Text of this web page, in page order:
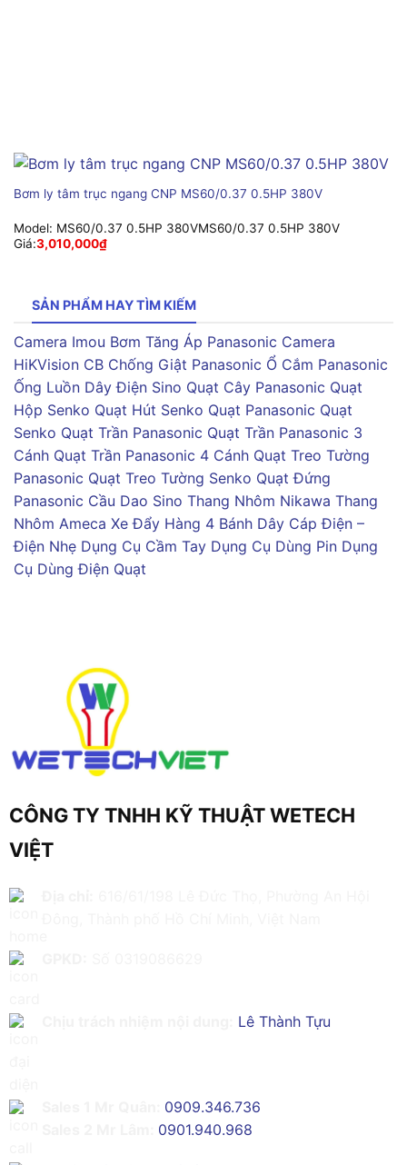
Bơm ly tâm trục ngang CNP MS60/0.37 0.5HP 380V
Model: MS60/0.37 0.5HP 380VMS60/0.37 0.5HP 380V
Giá:3,010,000₫
SẢN PHẨM HAY TÌM KIẾM
Camera Imou Bơm Tăng Áp Panasonic Camera
HiKVision CB Chống Giật Panasonic Ổ Cắm Panasonic
Ống Luồn Dây Điện Sino Quạt Cây Panasonic Quạt
Hộp Senko Quạt Hút Senko Quạt Panasonic Quạt
Senko Quạt Trần Panasonic Quạt Trần Panasonic 3
Cánh Quạt Trần Panasonic 4 Cánh Quạt Treo Tường
Panasonic Quạt Treo Tường Senko Quạt Đứng
Panasonic Cầu Dao Sino Thang Nhôm Nikawa Thang
Nhôm Ameca Xe Đẩy Hàng 4 Bánh Dây Cáp Điện –
Điện Nhẹ Dụng Cụ Cầm Tay Dụng Cụ Dùng Pin Dụng
Cụ Dùng Điện Quạt
CÔNG TY TNHH KỸ THUẬT WETECH
VIỆT
Lê Thành Tựu
0909.346.736
0901.940.968